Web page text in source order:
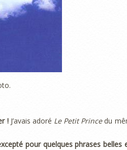
!J’avais adoré Le Petit Princedu
pour quelques phrases belles